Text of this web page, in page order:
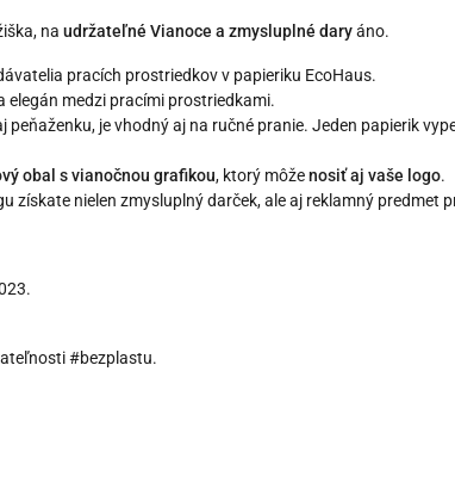
na udržateľné Vianoce a zmysluplné daryáno.
pracích prostriedkov v papieriku EcoHaus.
elegán medzi pracími prostriedkami.
peňaženku, je vhodný aj na ručné pranie. Jeden papierik
obal s vianočnou grafikou, ktorý môženosiť aj vaše logo.
získate nielen zmysluplný darček, ale aj reklamný predmet
#bezplastu.